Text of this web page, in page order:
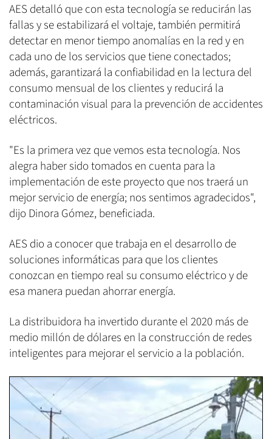
AES detalló que con esta tecnología se reducirán las
fallas y se estabilizará el voltaje, también permitirá
detectar en menor tiempo anomalías en la red y en
cada uno de los servicios que tiene conectados;
además, garantizará la confiabilidad en la lectura del
consumo mensual de los clientes y reducirá la
contaminación visual para la prevención de accidentes
eléctricos.
"Es la primera vez que vemos esta tecnología. Nos
alegra haber sido tomados en cuenta para la
implementación de este proyecto que nos traerá un
mejor servicio de energía; nos sentimos agradecidos",
dijo Dinora Gómez, beneficiada.
AES dio a conocer que trabaja en el desarrollo de
soluciones informáticas para que los clientes
conozcan en tiempo real su consumo eléctrico y de
esa manera puedan ahorrar energía.
La distribuidora ha invertido durante el 2020 más de
medio millón de dólares en la construcción de redes
inteligentes para mejorar el servicio a la población.